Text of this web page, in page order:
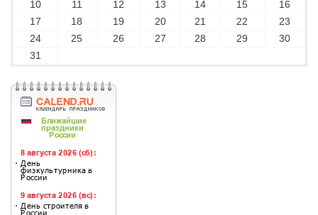
10
11 12 13 14 15
16
17
18 19 20 21 22
23
24
25 26 27 28 29
30
31